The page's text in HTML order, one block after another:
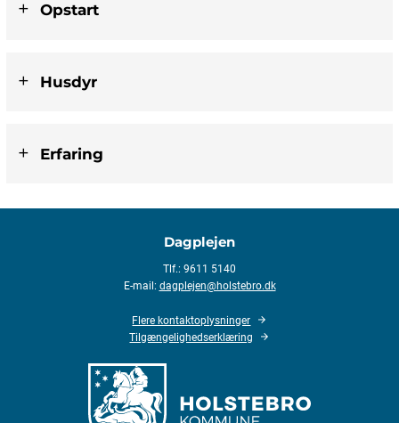
Opstart
Husdyr
Erfaring
Dagplejen
Tlf.: 9611 5140
E-mail: dagplejen@holstebro.dk
Flere kontaktoplysninger
Tilgængelighedserklæring